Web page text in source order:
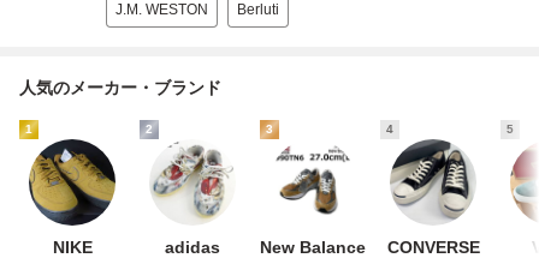
J.M. WESTON Berluti
人気のメーカー・ブランド
1
NIKE
2
adidas
3
New Balance
4
CONVERSE
5